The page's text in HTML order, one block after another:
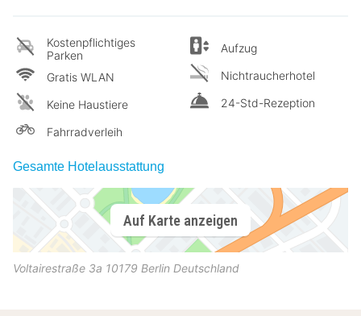
Kostenpflichtiges
Parken
Gratis WLAN
Keine Haustiere
Fahrradverleih
Aufzug
Nichtraucherhotel
24-Std-Rezeption
Gesamte Hotelausstattung
Auf Karte anzeigen
Voltairestraße 3a 10179 Berlin Deutschland